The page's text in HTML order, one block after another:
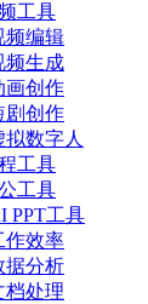
工具
频编辑
频生成
画创作
剧创作
拟数字人
工具
工具
PPT工具
作效率
据分析
档处理